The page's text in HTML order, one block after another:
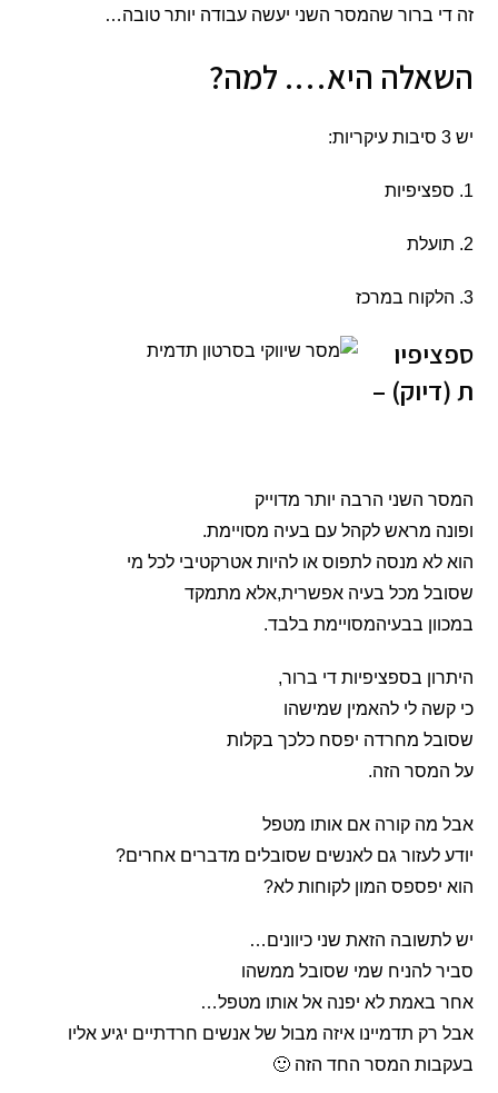
זה די ברור שהמסר השני יעשה עבודה יותר טובה…
השאלה היא…. למה?
יש 3 סיבות עיקריות:
1. ספציפיות
2. תועלת
3. הלקוח במרכז
ספציפיו
ת (דיוק) –
המסר השני הרבה יותר מדוייק
ופונה מראש לקהל עם בעיה מסויימת.
הוא לא מנסה לתפוס או להיות אטרקטיבי לכל מי
שסובל מכל בעיה אפשרית,אלא מתמקד
במכוון בבעיהמסויימת בלבד.
היתרון בספציפיות די ברור,
כי קשה לי להאמין שמישהו
שסובל מחרדה יפסח כלכך בקלות
על המסר הזה.
אבל מה קורה אם אותו מטפל
יודע לעזור גם לאנשים שסובלים מדברים אחרים?
הוא יפספס המון לקוחות לא?
יש לתשובה הזאת שני כיוונים…
סביר להניח שמי שסובל ממשהו
אחר באמת לא יפנה אל אותו מטפל…
אבל רק תדמיינו איזה מבול של אנשים חרדתיים יגיע אליו
בעקבות המסר החד הזה 🙂